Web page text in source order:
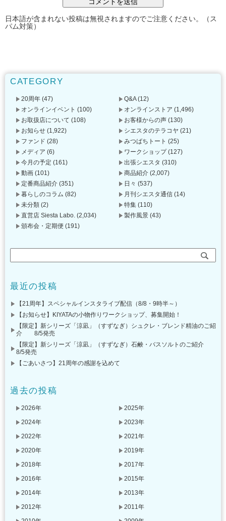
日本語が含まれない投稿は無視されますのでご注意ください。（ス
パム対策）
CATEGORY
20周年 (47) Q&A(12)
オンラインイベント (100) オンラインストア (1,496)
お取扱店について (108) お客様からの声 (130)
お知らせ (1,922) シエスタのテラコヤ (21)
ファンド (28) みつばちトート (25)
メディア (6) ワークショップ(127)
今月の予定 (161) 出張シエスタ (310)
動画 (101) 商品紹介 (2,007)
定番商品紹介 (351) 日々 (537)
暮らしのコラム (82) 月刊シエスタ通信 (14)
未分類 (2) 特集 (110)
直営店 Siesta Labo. (2,034) 製作風景 (43)
頒布会・定期便 (191)
最近の投稿
【21周年】スペシャルインスタライブ配信（8/8・9時半～）
【お知らせ】KIYATAの小物作りワークショップ、募集開始！
【限定】新シリーズ「涼凪」（すずなぎ）シュクレ・ブレンド精油のご紹
介 8/5発売
【限定】新シリーズ「涼凪」（すずなぎ）石鹸・バスソルトのご紹介
8/5発売
【ごあいさつ】21周年の感謝を込めて
過去の投稿
2026年
2025年
2024年
2023年
2022年
2021年
2020年
2019年
2018年
2017年
2016年
2015年
2014年
2013年
2012年
2011年